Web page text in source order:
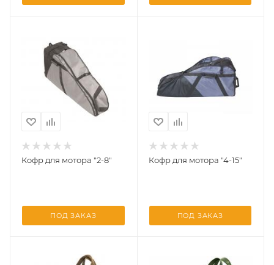
Кофр для мотора "2-8"
ПОД ЗАКАЗ
Кофр для мотора "4-15"
ПОД ЗАКАЗ